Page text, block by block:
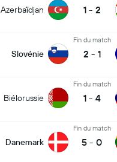
Azerbaïdjan 1 - 2
Slovénie
Fin du match
2 - 1
Biélorussie
Fin du match
1 - 4
Danemark
Fin du match
5 - 0